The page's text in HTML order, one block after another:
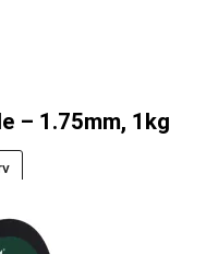
– 1.75mm, 1kg